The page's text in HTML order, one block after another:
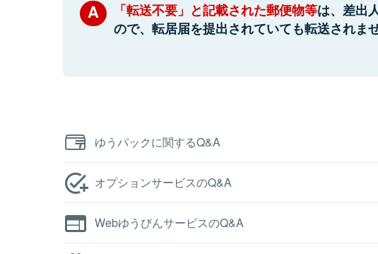
「転送不要」と記載された郵便物等は、差出
ので、転居届を提出されていても転送されませ
ゆうパックに関するQ&A
オプションサービスのQ&A
WebゆうびんサービスのQ&A